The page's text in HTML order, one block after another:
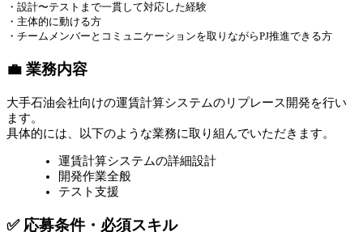
・設計〜テストまで一貫して対応した経験
・主体的に動ける方
・チームメンバーとコミュニケーションを取りながらPJ推進できる方
💼 業務内容
大手石油会社向けの運賃計算システムのリプレース開発を行い
ます。
具体的には、以下のような業務に取り組んでいただきます。
運賃計算システムの詳細設計
開発作業全般
テスト支援
✅ 応募条件・必須スキル